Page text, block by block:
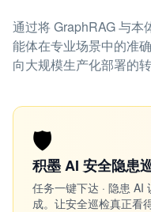
通过将 GraphRAG 与本
能体在专业场景中的准
向大规模生产化部署的转
🛡️
积墨 AI 安全隐患
任务一键下达 · 隐患 AI
成。让安全巡检真正看